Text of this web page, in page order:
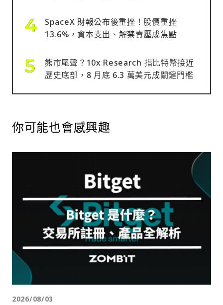
SpaceX 財報公布後重挫！股價重挫
13.6%，資本支出、解禁賣壓成焦點
熊市尾聲？10x Research 指比特幣接近
歷史底部，8 月底 6.3 萬美元成關鍵門檻
你可能也會感興趣
2026/08/03